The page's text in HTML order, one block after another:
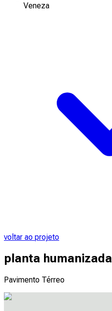
Veneza
voltar ao projeto
planta humanizada
Pavimento Térreo